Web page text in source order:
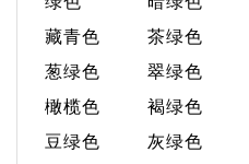
藏青色
茶绿色
葱绿色
翠绿色
橄榄色
褐绿色
豆绿色
灰绿色